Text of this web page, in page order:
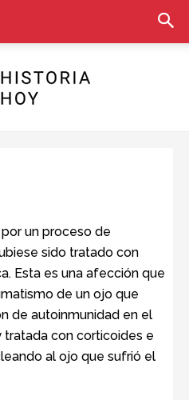
un proceso de
sido tratado con
Esta es una afección que
de un ojo que
de autoinmunidad en el
tratada con corticoides e
al ojo que sufrió el